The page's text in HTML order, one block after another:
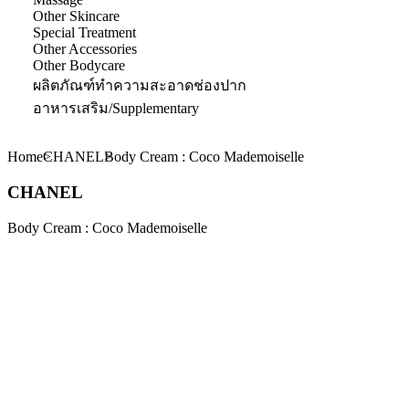
Other Skincare
Special Treatment
Other Accessories
Other Bodycare
ผลิตภัณฑ์ทำความสะอาดช่องปาก
อาหารเสริม/Supplementary
HomeCHANELBody Cream : Coco Mademoiselle
CHANEL
Body Cream : Coco Mademoiselle